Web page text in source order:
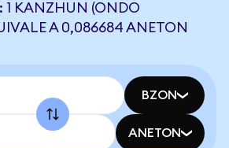
KANZHUN (ONDO
A 0,086684 ANETON
BZON
ANETON